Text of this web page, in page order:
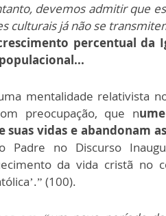
devemos admitir que
culturais já não se
percentual da
mentalidade relativista
preocupação, que n
vidas e abandonam
Padre no Discurso
da vida cristã no
(100).